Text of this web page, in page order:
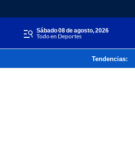
sábado 08 de agosto, 2026
Todo en Deportes
Tendencias: